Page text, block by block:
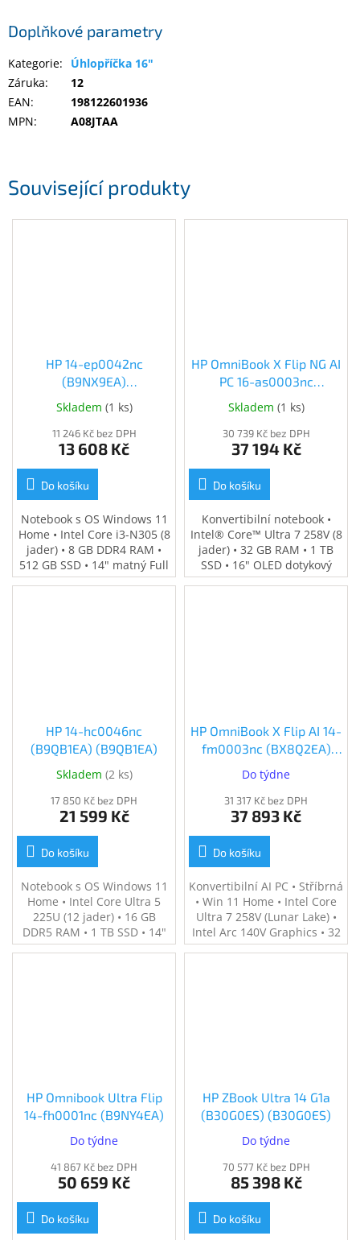
Související produkty
HP 14-ep0042nc
(B9NX9EA)
(B9NX9EA#BCM)
Skladem (1 ks)
11 246 Kč bez DPH
13 608 Kč
Do košíku
Notebook s OS Windows 11
Home • Intel Core i3-N305 (8
jader) • 8 GB DDR4 RAM •
512 GB SSD • 14" matný Full
HD IPS displej • Integrovaná
HP OmniBook X Flip NG AI
PC 16-as0003nc
(BX8V1EA) (BX8V1EA)
Skladem (1 ks)
30 739 Kč bez DPH
37 194 Kč
Do košíku
Konvertibilní notebook •
Intel® Core™ Ultra 7 258V (8
jader) • 32 GB RAM • 1 TB
SSD • 16" OLED dotykový
displej s 2.8K rozlišením
HP 14-hc0046nc
(B9QB1EA) (B9QB1EA)
Skladem (2 ks)
17 850 Kč bez DPH
21 599 Kč
Do košíku
Notebook s OS Windows 11
Home • Intel Core Ultra 5
225U (12 jader) • 16 GB
DDR5 RAM • 1 TB SSD • 14"
matný Full HD IPS displej •
HP OmniBook X Flip AI 14-
fm0003nc (BX8Q2EA)
Do týdne
31 317 Kč bez DPH
37 893 Kč
Do košíku
Konvertibilní AI PC • Stříbrná
• Win 11 Home • Intel Core
Ultra 7 258V (Lunar Lake) •
Intel Arc 140V Graphics • 32
GB RAM • 1 TB SSD • 14"
HP Omnibook Ultra Flip
14-fh0001nc (B9NY4EA)
Do týdne
41 867 Kč bez DPH
50 659 Kč
Do košíku
HP ZBook Ultra 14 G1a
(B30G0ES) (B30G0ES)
Do týdne
70 577 Kč bez DPH
85 398 Kč
Do košíku
Doplňkové parametry
Kategorie:
Úhlopříčka 16"
Záruka:
12
EAN:
198122601936
MPN: A08JTAA